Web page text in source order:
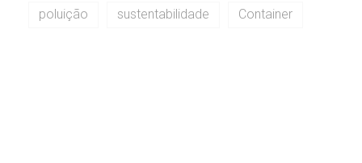
poluição sustentabilidade Container